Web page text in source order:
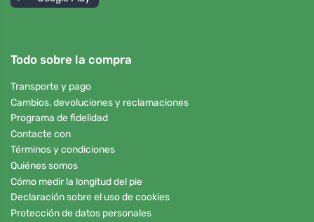
Todo sobre la compra
Transporte y pago
Cambios, devoluciones y reclamaciones
Programa de fidelidad
Contacte con
Términos y condiciones
Quiénes somos
Cómo medir la longitud del pie
Declaración sobre el uso de cookies
Protección de datos personales